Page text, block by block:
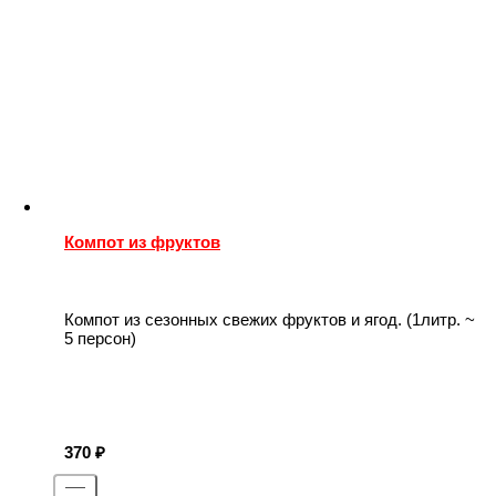
Компот из фруктов
Компот из сезонных свежих фруктов и ягод. (1литр. ~
5 персон)
370